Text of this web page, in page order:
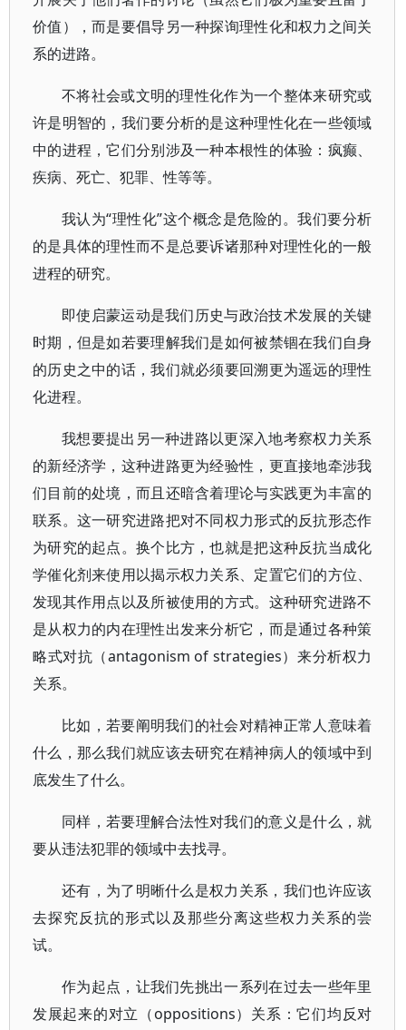
价值），而是要倡导另一种探询理性化和权力之间关
系的进路。
不将社会或文明的理性化作为一个整体来研究或
许是明智的，我们要分析的是这种理性化在一些领域
中的进程，它们分别涉及一种本根性的体验：疯癫、
疾病、死亡、犯罪、性等等。
我认为“理性化”这个概念是危险的。我们要分析
的是具体的理性而不是总要诉诸那种对理性化的一般
进程的研究。
即使启蒙运动是我们历史与政治技术发展的关键
时期，但是如若要理解我们是如何被禁锢在我们自身
的历史之中的话，我们就必须要回溯更为遥远的理性
化进程。
我想要提出另一种进路以更深入地考察权力关系
的新经济学，这种进路更为经验性，更直接地牵涉我
们目前的处境，而且还暗含着理论与实践更为丰富的
联系。这一研究进路把对不同权力形式的反抗形态作
为研究的起点。换个比方，也就是把这种反抗当成化
学催化剂来使用以揭示权力关系、定置它们的方位、
发现其作用点以及所被使用的方式。这种研究进路不
是从权力的内在理性出发来分析它，而是通过各种策
略式对抗（antagonism of strategies）来分析权力
关系。
比如，若要阐明我们的社会对精神正常人意味着
什么，那么我们就应该去研究在精神病人的领域中到
底发生了什么。
同样，若要理解合法性对我们的意义是什么，就
要从违法犯罪的领域中去找寻。
还有，为了明晰什么是权力关系，我们也许应该
去探究反抗的形式以及那些分离这些权力关系的尝
试。
作为起点，让我们先挑出一系列在过去一些年里
发展起来的对立（oppositions）关系：它们均反对